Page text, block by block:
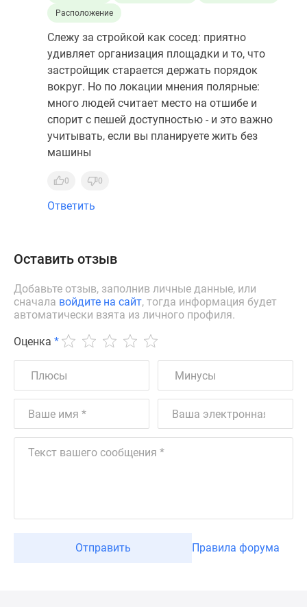
Расположение
Слежу за стройкой как сосед: приятно
удивляет организация площадки и то, что
застройщик старается держать порядок
вокруг. Но по локации мнения полярные:
много людей считает место на отшибе и
спорит с пешей доступностью - и это важно
учитывать, если вы планируете жить без
машины
0 0
Ответить
Оставить отзыв
Добавьте отзыв, заполнив личные данные, или
сначала войдите на сайт, тогда информация будет
автоматически взята из личного профиля.
Оценка *
Отправить Правила форума